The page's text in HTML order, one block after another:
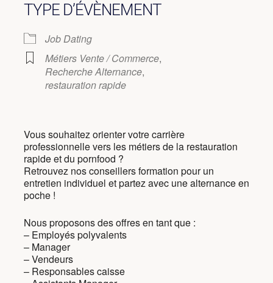
TYPE D’ÉVÈNEMENT
Job Dating
Métiers Vente / Commerce,
Recherche Alternance,
restauration rapide
Vous souhaitez orienter votre carrière
professionnelle vers les métiers de la restauration
rapide et du pornfood ?
Retrouvez nos conseillers formation pour un
entretien individuel et partez avec une alternance en
poche !
Nous proposons des offres en tant que :
– Employés polyvalents
– Manager
– Vendeurs
– Responsables caisse